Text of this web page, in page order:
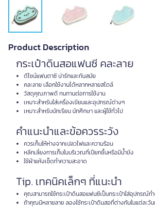
Product Description
กระเป๋าดินสอแฟนซี คละลาย
ดีไซน์แฟนตาซี น่ารักและทันสมัย
คละลาย เลือกใช้งานได้หลากหลายสไตล์
วัสดุคุณภาพดี ทนทานต่อการใช้งาน
เหมาะสำหรับใส่เครื่องเขียนและอุปกรณ์ต่างๆ
เหมาะสำหรับนักเรียน นักศึกษา และผู้ใช้ทั่วไป
คำแนะนำและข้อควรระวัง
ควรเก็บให้ห่างจากเปลวไฟและความร้อน
หลีกเลี่ยงการเก็บในบริเวณที่เปียกชื้นหรือมีน้ำขัง
ใช้ผ้าแห้งเช็ดทำความสะอาด
Tip. เทคนิคเล็กๆ ที่แนะนำ
คุณสามารถใช้กระเป๋าดินสอแฟนซีเป็นกระเป๋าใส่อุปกรณ์
ถ้าคุณมีหลายลาย ลองใช้กระเป๋าดินสอที่ต่างกันในแต่ละวั